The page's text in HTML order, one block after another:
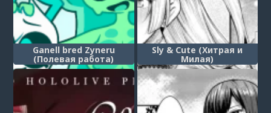
Ganell bred Zyneru
(Полевая работа)
Sly & Cute (Хитрая и
Милая)